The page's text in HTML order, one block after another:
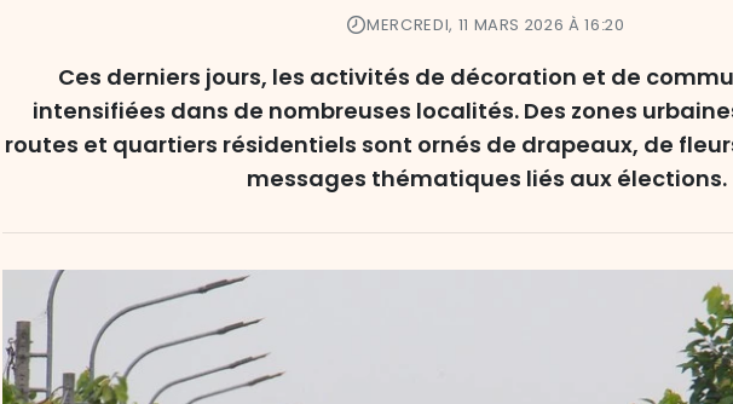
MERCREDI, 11 MARS 2026 À 16:20
Ces derniers jours, les activités de décoration et de
intensifiées dans de nombreuses localités. Des zones
routes et quartiers résidentiels sont ornés de drapeaux, de
messages thématiques liés aux élections.